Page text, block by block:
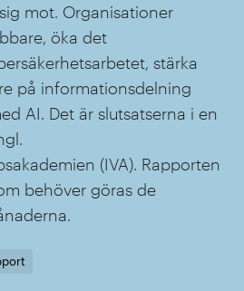
mot. Organisationer
öka det
stärka
på informationsdelning
AI. Det är slutsatserna i en
(IVA). Rapporten
behöver göras de